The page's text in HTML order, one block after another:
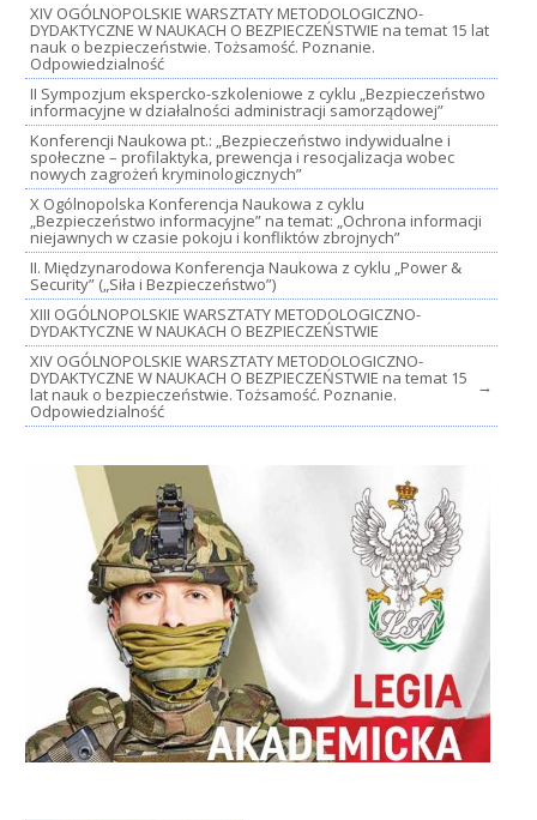
XIV OGÓLNOPOLSKIE WARSZTATY METODOLOGICZNO-
DYDAKTYCZNE W NAUKACH O BEZPIECZEŃSTWIE na temat 15 lat
nauk o bezpieczeństwie. Tożsamość. Poznanie.
Odpowiedzialność
II Sympozjum ekspercko-szkoleniowe z cyklu „Bezpieczeństwo
informacyjne w działalności administracji samorządowej”
Konferencji Naukowa pt.: „Bezpieczeństwo indywidualne i
społeczne – profilaktyka, prewencja i resocjalizacja wobec
nowych zagrożeń kryminologicznych”
X Ogólnopolska Konferencja Naukowa z cyklu
„Bezpieczeństwo informacyjne” na temat: „Ochrona informacji
niejawnych w czasie pokoju i konfliktów zbrojnych”
II. Międzynarodowa Konferencja Naukowa z cyklu „Power &
Security” („Siła i Bezpieczeństwo”)
XIII OGÓLNOPOLSKIE WARSZTATY METODOLOGICZNO-
DYDAKTYCZNE W NAUKACH O BEZPIECZEŃSTWIE
XIV OGÓLNOPOLSKIE WARSZTATY METODOLOGICZNO-
DYDAKTYCZNE W NAUKACH O BEZPIECZEŃSTWIE na temat 15
lat nauk o bezpieczeństwie. Tożsamość. Poznanie.
Odpowiedzialność
→